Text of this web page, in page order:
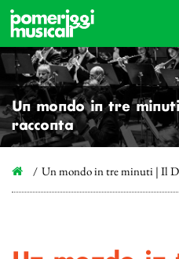
Un mondo in tre
racconta
Un mondo in tre minuti | Il